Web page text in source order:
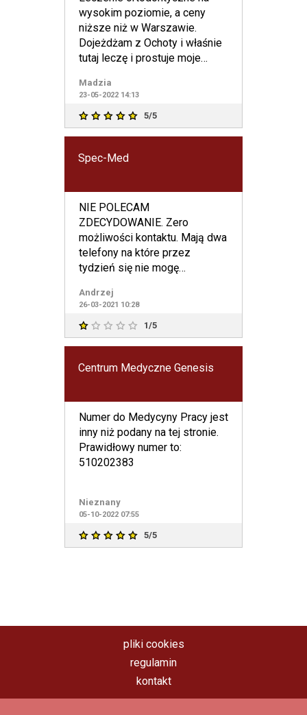
wysokim poziomie, a ceny
niższe niż w Warszawie.
Dojeżdżam z Ochoty i właśnie
tutaj leczę i prostuje moje
Madzia
23-05-2022 14:13
5/5
Spec-Med
NIE POLECAM
ZDECYDOWANIE. Zero
możliwości kontaktu. Mają dwa
telefony na które przez
tydzień się nie mogę
adres mailowy bez odpowie
Andrzej
26-03-2021 10:28
1/5
Centrum Medyczne Genesis
Numer do Medycyny Pracy jest
inny niż podany na tej stronie.
Prawidłowy numer to:
510202383
Nieznany
05-10-2022 07:55
5/5
pliki cookies
regulamin
kontakt